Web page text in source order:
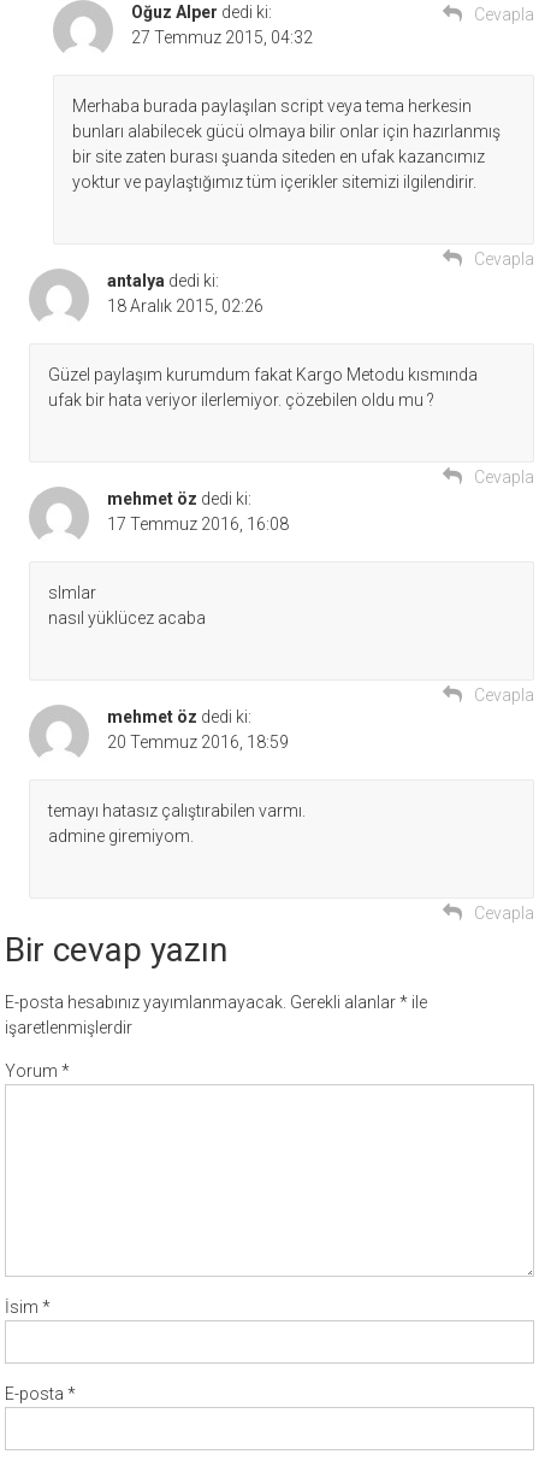
Cevapla
Oğuz Alper dedi ki:
27 Temmuz 2015, 04:32
Merhaba burada paylaşılan script veya tema herkesin
bunları alabilecek gücü olmaya bilir onlar için hazırlanmış
bir site zaten burası şuanda siteden en ufak kazancımız
yoktur ve paylaştığımız tüm içerikler sitemizi ilgilendirir.
Cevapla
antalya dedi ki:
18 Aralık 2015, 02:26
Güzel paylaşım kurumdum fakat Kargo Metodu kısmında
ufak bir hata veriyor ilerlemiyor. çözebilen oldu mu ?
Cevapla
mehmet öz dedi ki:
17 Temmuz 2016, 16:08
slmlar
nasıl yüklücez acaba
Cevapla
mehmet öz dedi ki:
20 Temmuz 2016, 18:59
temayı hatasız çalıştırabilen varmı.
admine giremiyom.
Cevapla
Bir cevap yazın
E-posta hesabınız yayımlanmayacak. Gerekli alanlar* ile
işaretlenmişlerdir
Yorum*
İsim*
E-posta*